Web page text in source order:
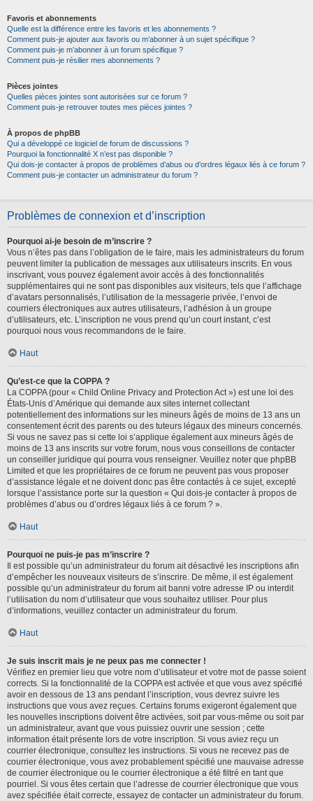
Favoris et abonnements
Quelle est la différence entre les favoris et les abonnements ?
Comment puis-je ajouter aux favoris ou m’abonner à un sujet spécifique ?
Comment puis-je m’abonner à un forum spécifique ?
Comment puis-je résilier mes abonnements ?
Pièces jointes
Quelles pièces jointes sont autorisées sur ce forum ?
Comment puis-je retrouver toutes mes pièces jointes ?
À propos de phpBB
Qui a développé ce logiciel de forum de discussions ?
Pourquoi la fonctionnalité X n’est pas disponible ?
Qui dois-je contacter à propos de problèmes d’abus ou d’ordres légaux liés à ce forum ?
Comment puis-je contacter un administrateur du forum ?
Problèmes de connexion et d’inscription
Pourquoi ai-je besoin de m’inscrire ?
Vous n’êtes pas dans l’obligation de le faire, mais les administrateurs du forum
peuvent limiter la publication de messages aux utilisateurs inscrits. En vous
inscrivant, vous pouvez également avoir accès à des fonctionnalités
supplémentaires qui ne sont pas disponibles aux visiteurs, tels que l’affichage
d’avatars personnalisés, l’utilisation de la messagerie privée, l’envoi de
courriers électroniques aux autres utilisateurs, l’adhésion à un groupe
d’utilisateurs, etc. L’inscription ne vous prend qu’un court instant, c’est
pourquoi nous vous recommandons de le faire.
Haut
Qu’est-ce que la COPPA ?
La COPPA (pour « Child Online Privacy and Protection Act ») est une loi des
États-Unis d’Amérique qui demande aux sites internet collectant
potentiellement des informations sur les mineurs âgés de moins de 13 ans un
consentement écrit des parents ou des tuteurs légaux des mineurs concernés.
Si vous ne savez pas si cette loi s’applique également aux mineurs âgés de
moins de 13 ans inscrits sur votre forum, nous vous conseillons de contacter
un conseiller juridique qui pourra vous renseigner. Veuillez noter que phpBB
Limited et que les propriétaires de ce forum ne peuvent pas vous proposer
d’assistance légale et ne doivent donc pas être contactés à ce sujet, excepté
lorsque l’assistance porte sur la question « Qui dois-je contacter à propos de
problèmes d’abus ou d’ordres légaux liés à ce forum ? ».
Haut
Pourquoi ne puis-je pas m’inscrire ?
Il est possible qu’un administrateur du forum ait désactivé les inscriptions afin
d’empêcher les nouveaux visiteurs de s’inscrire. De même, il est également
possible qu’un administrateur du forum ait banni votre adresse IP ou interdit
l’utilisation du nom d’utilisateur que vous souhaitez utiliser. Pour plus
d’informations, veuillez contacter un administrateur du forum.
Haut
Je suis inscrit mais je ne peux pas me connecter !
Vérifiez en premier lieu que votre nom d’utilisateur et votre mot de passe soient
corrects. Si la fonctionnalité de la COPPA est activée et que vous avez spécifié
avoir en dessous de 13 ans pendant l’inscription, vous devrez suivre les
instructions que vous avez reçues. Certains forums exigeront également que
les nouvelles inscriptions doivent être activées, soit par vous-même ou soit par
un administrateur, avant que vous puissiez ouvrir une session ; cette
information était présente lors de votre inscription. Si vous aviez reçu un
courrier électronique, consultez les instructions. Si vous ne recevez pas de
courrier électronique, vous avez probablement spécifié une mauvaise adresse
de courrier électronique ou le courrier électronique a été filtré en tant que
pourriel. Si vous êtes certain que l’adresse de courrier électronique que vous
avez spécifiée était correcte, essayez de contacter un administrateur du forum.